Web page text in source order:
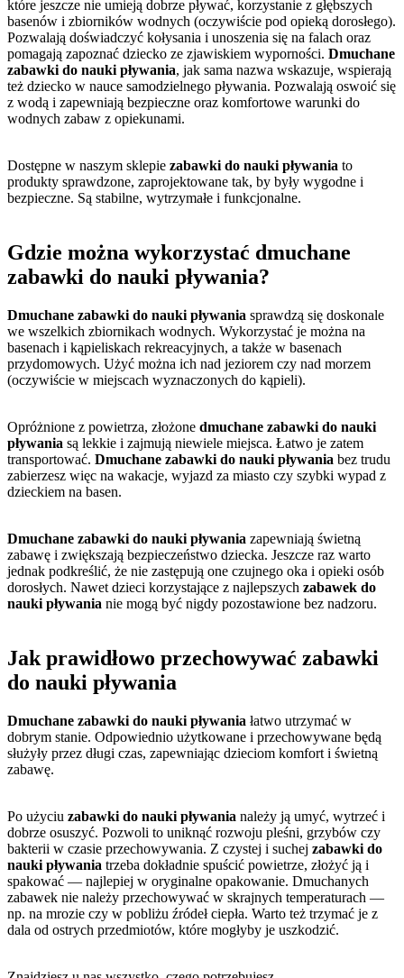
które jeszcze nie umieją dobrze pływać, korzystanie z głębszych
basenów i zbiorników wodnych (oczywiście pod opieką dorosłego).
Pozwalają doświadczyć kołysania i unoszenia się na falach oraz
pomagają zapoznać dziecko ze zjawiskiem wyporności. Dmuchane
zabawki do nauki pływania, jak sama nazwa wskazuje, wspierają
też dziecko w nauce samodzielnego pływania. Pozwalają oswoić się
z wodą i zapewniają bezpieczne oraz komfortowe warunki do
wodnych zabaw z opiekunami.
Dostępne w naszym sklepie zabawki do nauki pływania to
produkty sprawdzone, zaprojektowane tak, by były wygodne i
bezpieczne. Są stabilne, wytrzymałe i funkcjonalne.
Gdzie można wykorzystać dmuchane
zabawki do nauki pływania?
Dmuchane zabawki do nauki pływania sprawdzą się doskonale
we wszelkich zbiornikach wodnych. Wykorzystać je można na
basenach i kąpieliskach rekreacyjnych, a także w basenach
przydomowych. Użyć można ich nad jeziorem czy nad morzem
(oczywiście w miejscach wyznaczonych do kąpieli).
Opróżnione z powietrza, złożone dmuchane zabawki do nauki
pływania są lekkie i zajmują niewiele miejsca. Łatwo je zatem
transportować. Dmuchane zabawki do nauki pływania bez trudu
zabierzesz więc na wakacje, wyjazd za miasto czy szybki wypad z
dzieckiem na basen.
Dmuchane zabawki do nauki pływania zapewniają świetną
zabawę i zwiększają bezpieczeństwo dziecka. Jeszcze raz warto
jednak podkreślić, że nie zastępują one czujnego oka i opieki osób
dorosłych. Nawet dzieci korzystające z najlepszych zabawek do
nauki pływania nie mogą być nigdy pozostawione bez nadzoru.
Jak prawidłowo przechowywać zabawki
do nauki pływania
Dmuchane zabawki do nauki pływania łatwo utrzymać w
dobrym stanie. Odpowiednio użytkowane i przechowywane będą
służyły przez długi czas, zapewniając dzieciom komfort i świetną
zabawę.
Po użyciu zabawki do nauki pływania należy ją umyć, wytrzeć i
dobrze osuszyć. Pozwoli to uniknąć rozwoju pleśni, grzybów czy
bakterii w czasie przechowywania. Z czystej i suchej zabawki do
nauki pływania trzeba dokładnie spuścić powietrze, złożyć ją i
spakować — najlepiej w oryginalne opakowanie. Dmuchanych
zabawek nie należy przechowywać w skrajnych temperaturach —
np. na mrozie czy w pobliżu źródeł ciepła. Warto też trzymać je z
dala od ostrych przedmiotów, które mogłyby je uszkodzić.